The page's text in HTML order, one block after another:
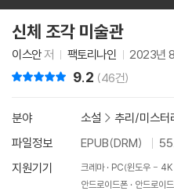
신체 조각 미술관
이스안저 팩토리나인 2023년
9.2 (46건)
분야 소설 > 추리/미스터
파일정보
EPUB(DRM)
지원기기
크레마 PC(윈도우 - 4K
안드로이드폰
안드로이